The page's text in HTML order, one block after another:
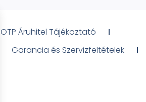
OTP Áruhitel Tájékoztató
Garancia és Szervizfeltételek